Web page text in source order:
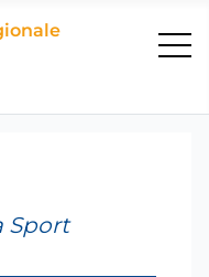
Sport